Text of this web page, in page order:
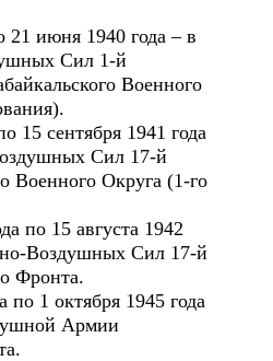
21 июня 1940 года – в
Сил 1-й
Военного
15 сентября 1941 года
Сил 17-й
Военного Округа (1-го
по 15 августа 1942
Воздушных Сил 17-й
Фронта.
по 1 октября 1945 года
Армии